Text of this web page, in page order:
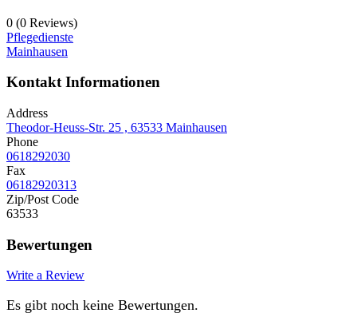
0 (0 Reviews)
Pflegedienste
Mainhausen
Kontakt Informationen
Address
Theodor-Heuss-Str. 25 , 63533 Mainhausen
Phone
0618292030
Fax
06182920313
Zip/Post Code
63533
Bewertungen
Write a Review
Es gibt noch keine Bewertungen.